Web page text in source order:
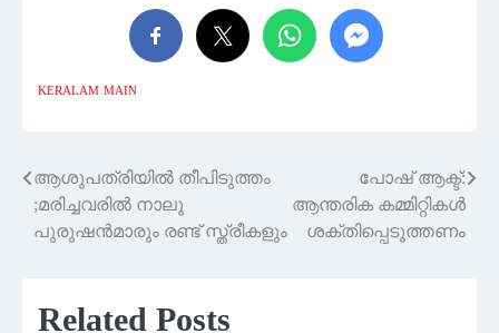
KERALAM MAIN
Post
navigation
ആശുപത്രിയിൽ തീപിടുത്തം
;മരിച്ചവരില്‍ നാലു
പുരുഷന്‍മാരും രണ്ട് സ്ത്രീകളും
പോഷ് ആക്ട്:
ആന്തരിക കമ്മിറ്റികൾ
ശക്തിപ്പെടുത്തണം
Related Posts